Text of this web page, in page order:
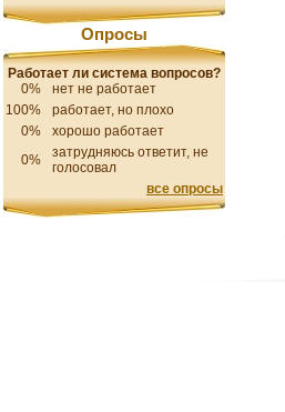
Опросы
Работает ли система вопросов?
0%
нет не работает
100%
работает, но плохо
0%
хорошо работает
0%
затрудняюсь ответит, не
голосовал
все опросы